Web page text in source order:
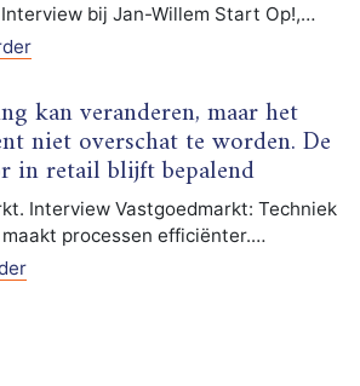
Interview bij Jan-Willem Start Op!,…
kan veranderen, maar het
niet overschat te worden. De
in retail blijft bepalend
Interview Vastgoedmarkt: Techniek
processen efficiënter.…